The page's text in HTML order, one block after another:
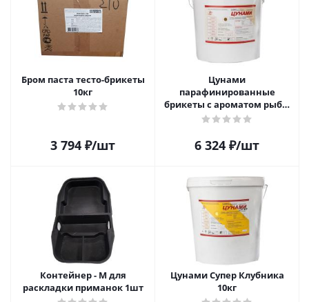
Бром паста тесто-брикеты
10кг
3 794 ₽/шт
Цунами
парафинированные
брикеты с ароматом рыбы
10кг
6 324 ₽/шт
Контейнер - М для
раскладки приманок 1шт
Цунами Супер Клубника
10кг